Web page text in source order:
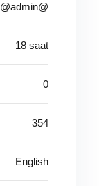
@admin@
18 saat
0
354
English